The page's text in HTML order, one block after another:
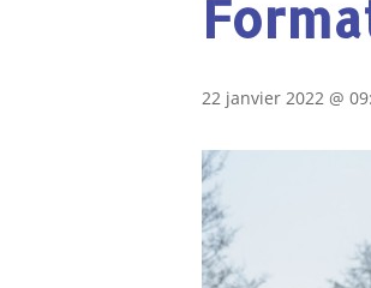
22 janvier 2022 @